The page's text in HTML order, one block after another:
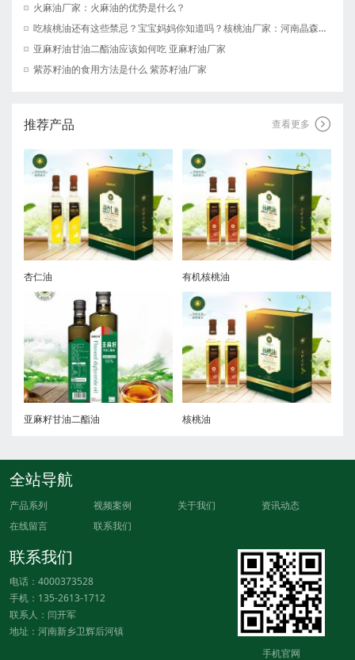
火麻油厂家：火麻油的优势是什么？
吃核桃油还有这些禁忌？宝宝妈妈你知道吗？核桃油厂家：河南晶森油脂有限公司
亚麻籽油甘油二酯油应该如何吃 亚麻籽油厂家
紫苏籽油的食用方法是什么 紫苏籽油厂家
推荐产品 查看更多 
杏仁油 有机核桃油
亚麻籽甘油二酯油 核桃油
全站导航
产品系列 视频案例 关于我们
资讯动态
在线留言
联系我们
手机官网
联系我们
电话：4000373528
手机：135-2613-1712
联系人：闫开军
地址：河南新乡卫辉后河镇